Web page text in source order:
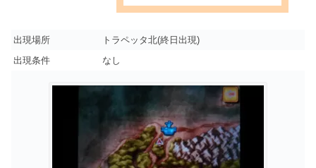
出現場所
トラペッタ北(終日出現)
出現条件
なし